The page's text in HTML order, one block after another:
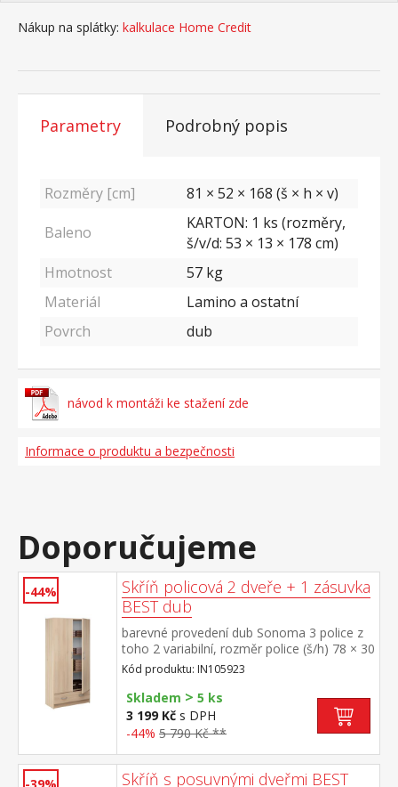
Nákup na splátky: kalkulace Home Credit
Parametry Podrobný popis
Rozměry [cm]
81 × 52 × 168 (š × h × v)
Baleno
KARTON: 1 ks (rozměry,
š/v/d: 53 × 13 × 178 cm)
Hmotnost
57 kg
Materiál
Lamino a ostatní
Povrch
dub
návod k montáži ke stažení zde
Informace o produktu a bezpečnosti
Doporučujeme
-44%
Skříň policová 2 dveře + 1 zásuvka
BEST dub
barevné provedení dub Sonoma 3 police z
toho 2 variabilní, rozměr police (š/h) 78 × 30
cm 1 široká zásuvka s kovovými pojezdy
Kód produktu: IN105923
Skladem > 5 ks
3 199 Kč s DPH
-44% 5 790 Kč **
Skříň s posuvnými dveřmi BEST